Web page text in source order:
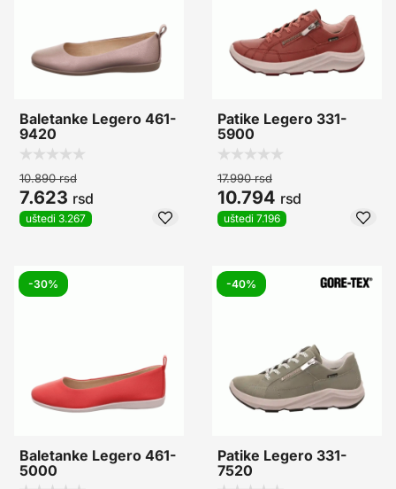
Baletanke Legero 461-
9420
10.890rsd
7.623 rsd
uštedi 3.267
Patike Legero 331-
5900
17.990rsd
10.794 rsd
uštedi 7.196
-30%
Baletanke Legero 461-
5000
-40%
Patike Legero 331-
7520